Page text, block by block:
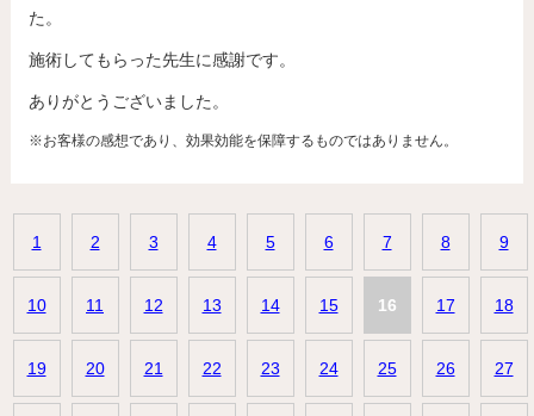
た。
施術してもらった先生に感謝です。
ありがとうございました。
※お客様の感想であり、効果効能を保障するものではありません。
1 2 3 4 5 6 7 8 9
10 11 12 13 14 15 16 17 18
19 20 21 22 23 24 25 26 27